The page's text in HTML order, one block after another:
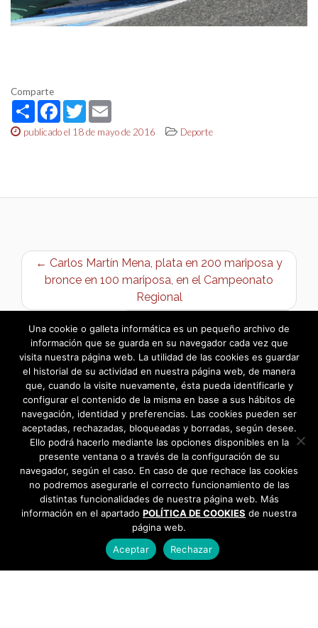
Comparte
ShareFacebook
Twitter
publicado el 18 de mayo de 2016 Deporte
← Carlos Martín Mena, plata en 200 mariposa y
bronce en 100 mariposa, en el Campeonato
Regional
Itinerario Feria de Abril 2016 →
Una cookie o galleta informática es un pequeño archivo de
información que se guarda en su navegador cada vez que
visita nuestra página web. La utilidad de las cookies es guardar
el historial de su actividad en nuestra página web, de manera
que, cuando la visite nuevamente, ésta pueda identificarle y
configurar el contenido de la misma en base a sus hábitos de
navegación, identidad y preferencias. Las cookies pueden ser
aceptadas, rechazadas, bloqueadas y borradas, según desee.
Ello podrá hacerlo mediante las opciones disponibles en la
presente ventana o a través de la configuración de su
navegador, según el caso. En caso de que rechace las cookies
no podremos asegurarle el correcto funcionamiento de las
distintas funcionalidades de nuestra página web. Más
información en el apartado POLÍTICA DE COOKIES de nuestra
página web.
Aceptar
Rechazar